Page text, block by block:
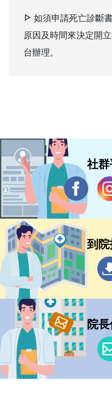
如須申請死亡診斷
原因及時間來決定開
台辦理。
社群
到
院